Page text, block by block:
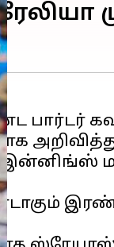
பார்டர்
இன்னிங்ஸ்